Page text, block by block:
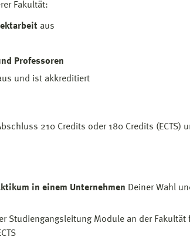
Fakultät:
aus
Professoren
und ist akkreditiert
210 Credits oder 180 Credits (ECTS)
in einem Unternehmen Deiner Wahl
Studiengangsleitung Module an der Fakultät